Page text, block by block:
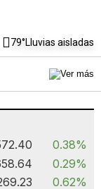
79°Lluvias aisladas
0.38%
0.29%
0.62%